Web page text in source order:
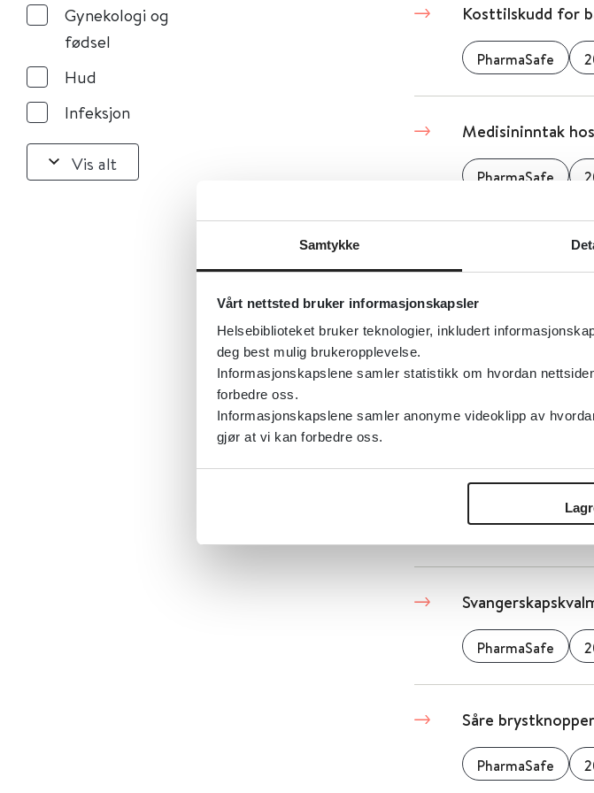
Samtykke
Vårt nettsted bruker informasjonskapsler
Helsebiblioteket bruker teknologier, inkludert
deg best mulig brukeropplevelse.
Informasjonskapslene samler statistikk om hvordan
forbedre oss.
Informasjonskapslene samler anonyme videoklipp av
gjør at vi kan forbedre oss.
Gynekologi og
fødsel
Hud
Infeksjon
Vis alt
Kosttilskudd for
PharmaSafe
Medisininntak
PharmaSafe
Puss i øyet hos
Solbeskyttelse -
PharmaSafe
Sure oppstøt og
PharmaSafe
PharmaSafe
Såre brystknopper
PharmaSafe